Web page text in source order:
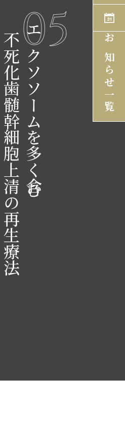
お知らせ一覧
05
エクソソームを多く含む
不死化歯髄幹細胞上清の再生療法